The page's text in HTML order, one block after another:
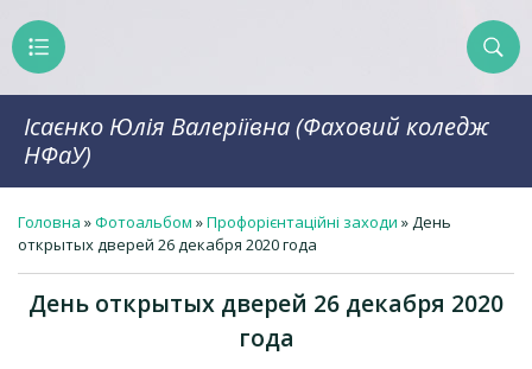
Ісаєнко Юлія Валеріївна (Фаховий коледж
НФаУ)
Головна »Фотоальбом »Профорієнтаційні заходи » День
открытых дверей 26 декабря 2020 года
День открытых дверей 26 декабря 2020
года